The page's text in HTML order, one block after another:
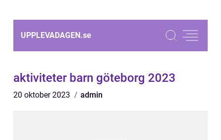
UPPLEVADAGEN.se
aktiviteter barn göteborg 2023
20 oktober 2023 admin